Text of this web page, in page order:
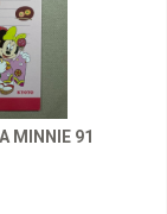
MINNIE 91